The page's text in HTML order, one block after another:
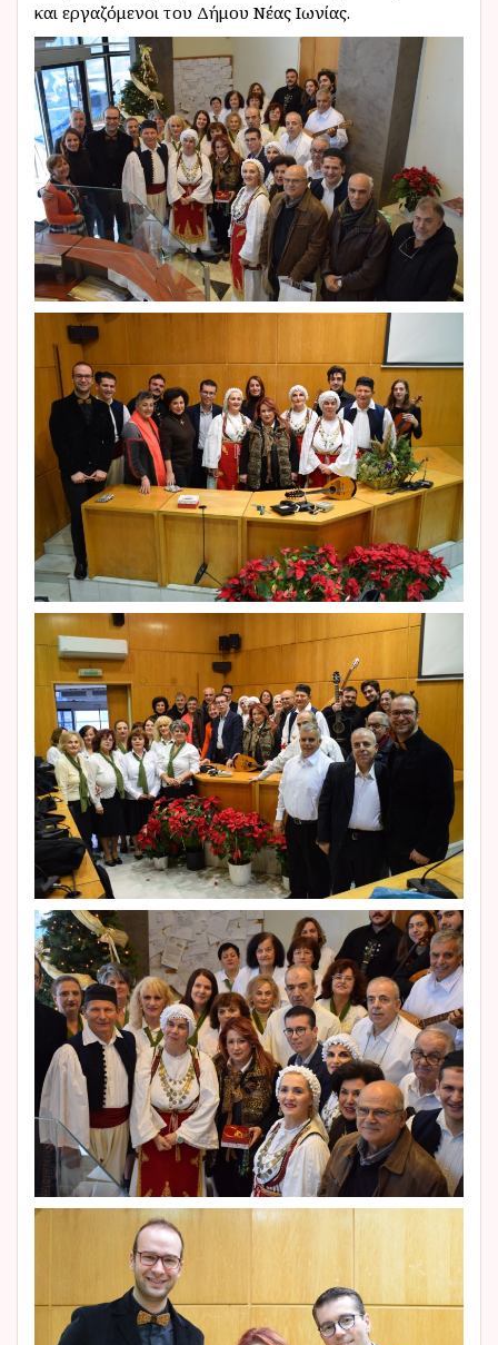
και εργαζόμενοι του Δήμου Νέας Ιωνίας.